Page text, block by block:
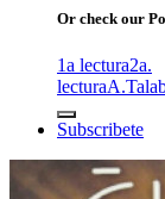
Or check our
1a lectura2a.
lecturaA.T
Subscribete